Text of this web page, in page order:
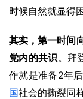
时候自然就显得
其实，第一时间
党内的共识 。拜
作就是准备2年
国社会的撕裂同